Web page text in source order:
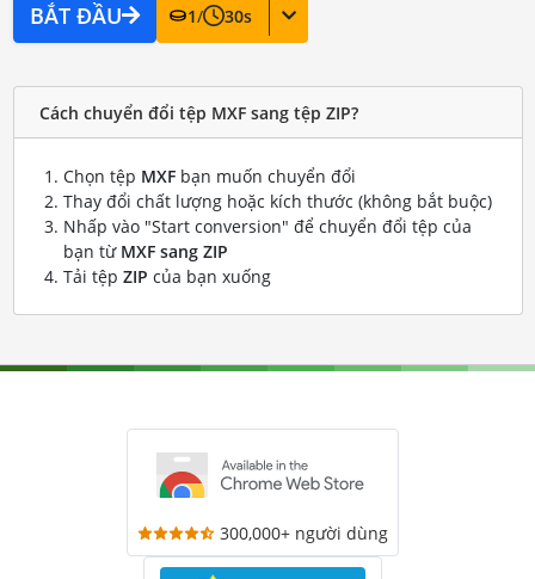
BẮT ĐẦU 1/ 30s
Cách chuyển đổi tệp MXF sang tệp ZIP?
Chọn tệp MXFbạn muốn chuyển đổi
Thay đổi chất lượng hoặc kích thước (không bắt buộc)
Nhấp vào "Start conversion" để chuyển đổi tệp của
bạn từ MXF sang ZIP
Tải tệp ZIP của bạn xuống
300,000+ người dùng